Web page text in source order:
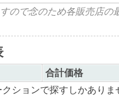
ので念のため各販売店の
合計価格
ションで探すしかありま